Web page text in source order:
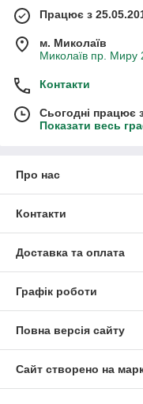
Працює з
м. Миколаїв
Миколаїв пр. Миру
Контакти
Сьогодні працює
Показати весь
Про нас
Контакти
Доставка та оплата
Графік роботи
Повна версія сайту
Сайт створено на